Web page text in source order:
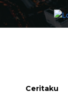
Ceritaku